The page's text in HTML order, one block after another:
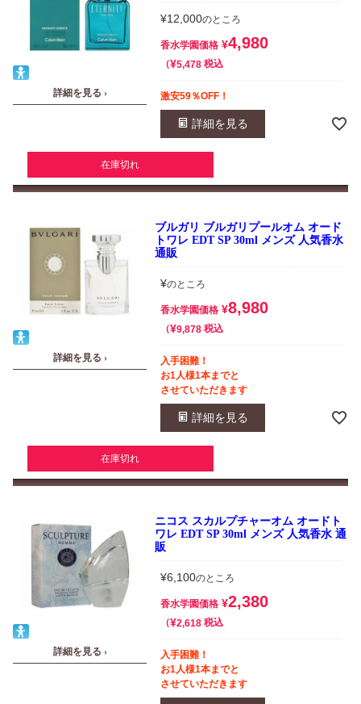
詳細を見る ›
¥12,000のところ
香水学園価格 ¥4,980
¥5,478 税込
激安59％OFF！
詳細を見る
在庫切れ
詳細を見る ›
ブルガリ ブルガリプールオム オード
トワレ EDT SP 30ml メンズ 人気香水
通販
¥のところ
香水学園価格 ¥8,980
¥9,878 税込
入手困難！
お1人様1本までと
させていただきます
詳細を見る
在庫切れ
詳細を見る ›
ニコス スカルプチャーオム オードト
ワレ EDT SP 30ml メンズ 人気香水 通
販
¥6,100のところ
香水学園価格 ¥2,380
¥2,618 税込
入手困難！
お1人様1本までと
させていただきます